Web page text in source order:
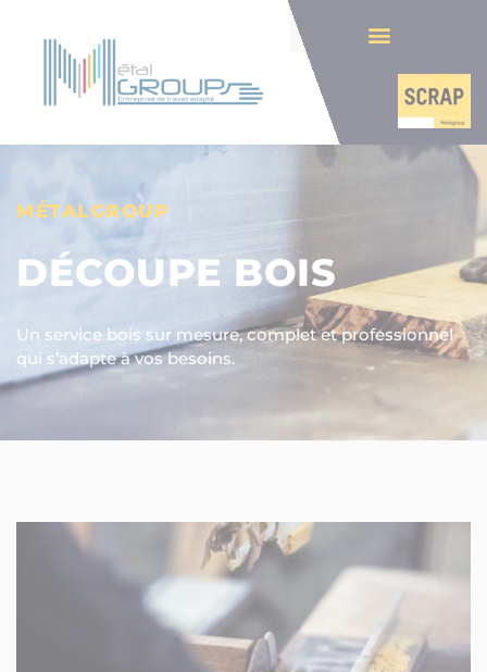
MÉTALGROUP
DÉCOUPE BOIS
Un service bois sur mesure, complet et professionnel
qui s’adapte à vos besoins.